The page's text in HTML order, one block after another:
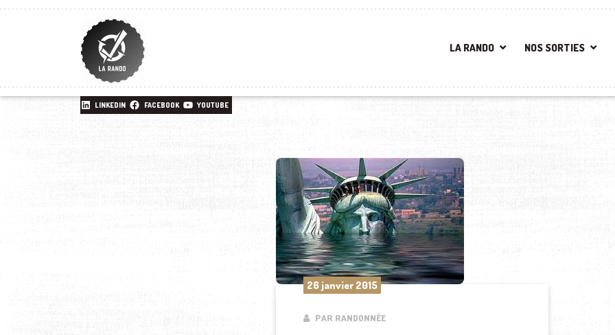
LA RANDO NOS SORTIES
LINKEDIN FACEBOOK YOUTUBE
26 janvier 2015
PAR RANDONNÉE